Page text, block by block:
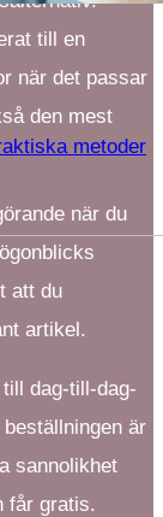
metoder
till en
när det passar
den mest
när du
att du
artikel.
dag-till-dag-
är
sannolikhet
får gratis.